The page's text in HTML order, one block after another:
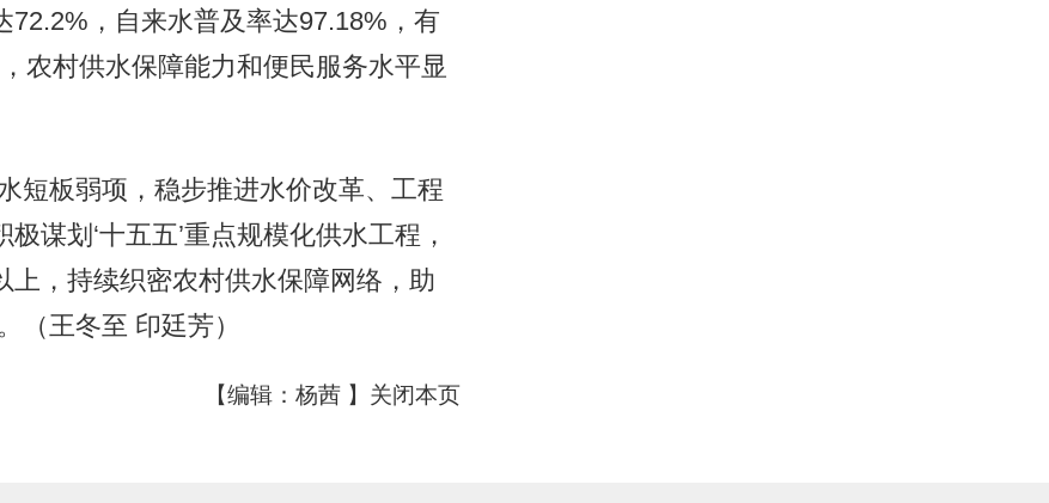
，自来水普及率达97.18%，有
农村供水保障能力和便民服务水平显
板弱项，稳步推进水价改革、工程
谋划‘十五五’重点规模化供水工程，
，持续织密农村供水保障网络，助
（王冬至 印廷芳）
【编辑：杨茜 】 关闭本页